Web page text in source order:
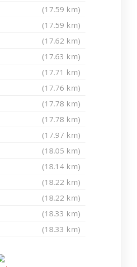
(17.59 km)
(17.59 km)
(17.62 km)
(17.63 km)
(17.71 km)
(17.76 km)
(17.78 km)
(17.78 km)
(17.97 km)
(18.05 km)
(18.14 km)
(18.22 km)
(18.22 km)
(18.33 km)
(18.33 km)